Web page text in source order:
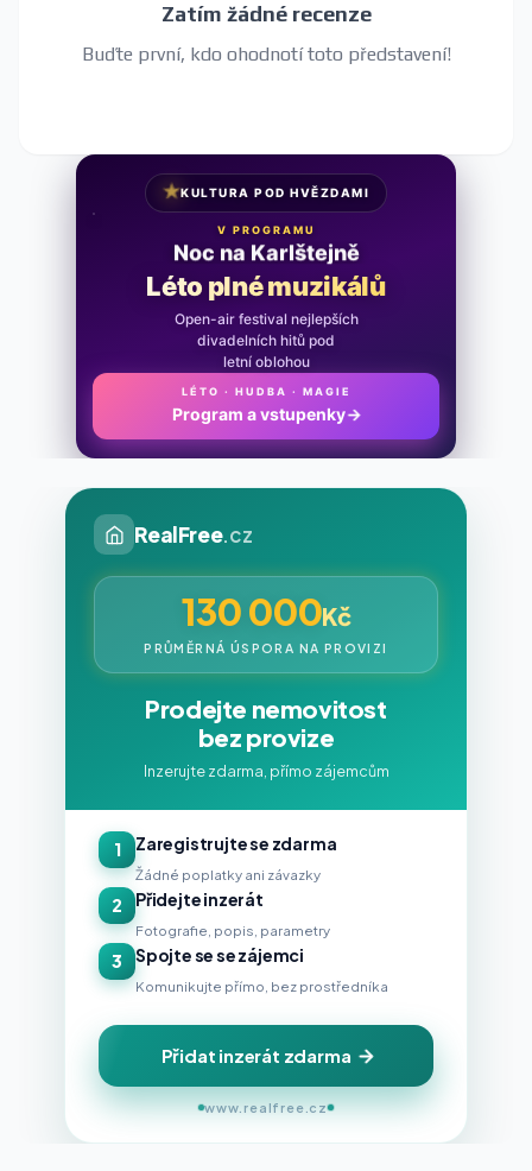
Zatím žádné recenze
Buďte první, kdo ohodnotí toto představení!
★KULTURA POD HVĚZDAMI
V PROGRAMU
Noc na Karlštejně
Léto plné muzikálů
Open-air festival nejlepších
divadelních hitů pod
letní oblohou
LÉTO · HUDBA · MAGIE
Program a vstupenky →
RealFree.cz
130 000Kč
PRŮMĚRNÁ ÚSPORA NA PROVIZI
Prodejte nemovitost
bez provize
Inzerujte zdarma, přímo zájemcům
1 Zaregistrujte se zdarma
Žádné poplatky ani závazky
2 Přidejte inzerát
Fotografie, popis, parametry
3 Spojte se se zájemci
Komunikujte přímo, bez prostředníka
Přidat inzerát zdarma
www.realfree.cz